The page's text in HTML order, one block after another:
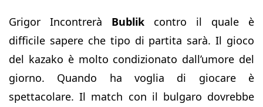
Grigor Incontrerà Bublik contro il quale è
difficile sapere che tipo di partita sarà. Il gioco
del kazako è molto condizionato dall’umore del
giorno. Quando ha voglia di giocare è
spettacolare. Il match con il bulgaro dovrebbe